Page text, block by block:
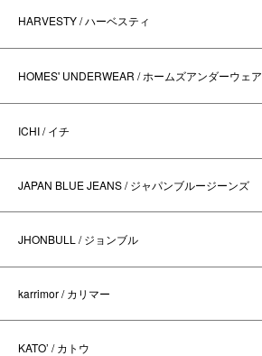
HARVESTY / ハーベスティ
HOMES' UNDERWEAR / ホームズアンダーウェア
ICHI / イチ
JAPAN BLUE JEANS / ジャパンブルージーンズ
JHONBULL / ジョンブル
karrimor / カリマー
KATO’ / カトウ